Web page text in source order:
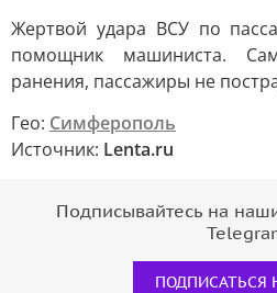
Жертвой удара ВСУ по
помощник машиниста.
ранения, пассажиры не
Гео: Симферополь
Источник: Lenta.ru
Подписывайтесь на
ПОДПИСАТЬСЯ